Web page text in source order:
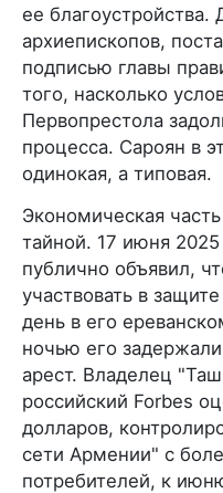
ее благоустройства.
архиепископов,
подписью главы
того, насколько
Первопрестола
процесса. Сароян в
одинокая, а типовая.
Экономическая
тайной. 17 июня
публично объявил,
участвовать в
день в его
ночью его
арест. Владелец
российский Forbes
долларов,
сети Армении" с
потребителей, к